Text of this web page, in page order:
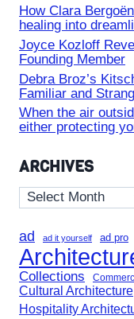
How Clara
healing into
Joyce Kozloff
Founding Member
Debra Broz’s
Familiar and
When the air
either protecting
ARCHIVES
Archives
ad ad it yourself ad pro
Collections
Cultural Architecture
Hospitality